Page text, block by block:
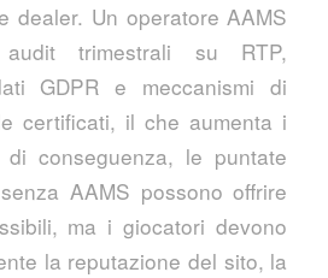
dealer. Un operatore AAMS
trimestrali su RTP,
GDPR e meccanismi di
certificati, il che aumenta i
conseguenza, le puntate
AAMS possono offrire
ma i giocatori devono
la reputazione del sito, la